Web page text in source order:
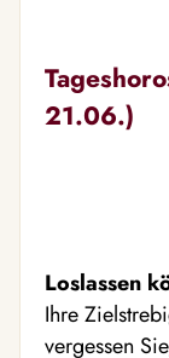
21.06.)
Loslassen
Ihre
vergessen